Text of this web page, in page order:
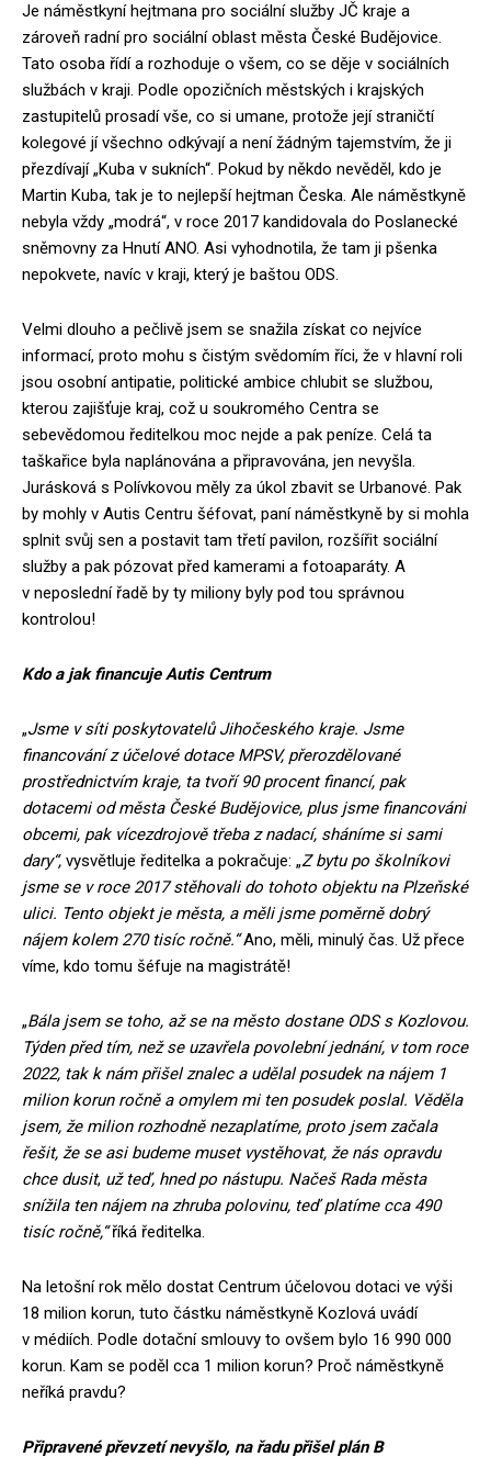
Je náměstkyní hejtmana pro sociální služby JČ kraje a
zároveň radní pro sociální oblast města České Budějovice.
Tato osoba řídí a rozhoduje o všem, co se děje v sociálních
službách v kraji. Podle opozičních městských i krajských
zastupitelů prosadí vše, co si umane, protože její straničtí
kolegové jí všechno odkývají a není žádným tajemstvím, že ji
přezdívají „Kuba v sukních“. Pokud by někdo nevěděl, kdo je
Martin Kuba, tak je to nejlepší hejtman Česka. Ale náměstkyně
nebyla vždy „modrá“, v roce 2017 kandidovala do Poslanecké
sněmovny za Hnutí ANO. Asi vyhodnotila, že tam ji pšenka
nepokvete, navíc v kraji, který je baštou ODS.
Velmi dlouho a pečlivě jsem se snažila získat co nejvíce
informací, proto mohu s čistým svědomím říci, že v hlavní roli
jsou osobní antipatie, politické ambice chlubit se službou,
kterou zajišťuje kraj, což u soukromého Centra se
sebevědomou ředitelkou moc nejde a pak peníze. Celá ta
taškařice byla naplánována a připravována, jen nevyšla.
Jurásková s Polívkovou měly za úkol zbavit se Urbanové. Pak
by mohly v Autis Centru šéfovat, paní náměstkyně by si mohla
splnit svůj sen a postavit tam třetí pavilon, rozšířit sociální
služby a pak pózovat před kamerami a fotoaparáty. A
v neposlední řadě by ty miliony byly pod tou správnou
kontrolou!
Kdo a jak financuje Autis Centrum
„Jsme v síti poskytovatelů Jihočeského kraje. Jsme
financování z účelové dotace MPSV, přerozdělované
prostřednictvím kraje, ta tvoří 90 procent financí, pak
dotacemi od města České Budějovice, plus jsme financováni
obcemi, pak vícezdrojově třeba z nadací, sháníme si sami
dary“, vysvětluje ředitelka a pokračuje: „Z bytu po školníkovi
jsme se v roce 2017 stěhovali do tohoto objektu na Plzeňské
ulici. Tento objekt je města, a měli jsme poměrně dobrý
nájem kolem 270 tisíc ročně.“Ano, měli, minulý čas. Už přece
víme, kdo tomu šéfuje na magistrátě!
„Bála jsem se toho, až se na město dostane ODS s Kozlovou.
Týden před tím, než se uzavřela povolební jednání, v tom roce
2022, tak k nám přišel znalec a udělal posudek na nájem 1
milion korun ročně a omylem mi ten posudek poslal. Věděla
jsem, že milion rozhodně nezaplatíme, proto jsem začala
řešit, že se asi budeme muset vystěhovat, že nás opravdu
chce dusit, už teď, hned po nástupu. Načeš Rada města
snížila ten nájem na zhruba polovinu, teď platíme cca 490
tisíc ročně,“říká ředitelka.
Na letošní rok mělo dostat Centrum účelovou dotaci ve výši
18 milion korun, tuto částku náměstkyně Kozlová uvádí
v médiích. Podle dotační smlouvy to ovšem bylo 16 990 000
korun. Kam se poděl cca 1 milion korun? Proč náměstkyně
neříká pravdu?
Připravené převzetí nevyšlo, na řadu přišel plán B